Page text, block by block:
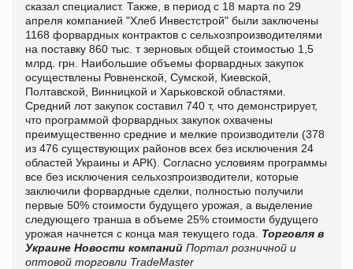
сказал специалист. Также, в период с 18 марта по 29
апреля компанией "Хлеб Инвестстрой" были заключены
1168 форвардных контрактов с сельхозпроизводителями
на поставку 860 тыс. т зерновых общей стоимостью 1,5
млрд. грн. Наибольшие объемы форвардных закупок
осуществлены Ровненской, Сумской, Киевской,
Полтавской, Винницкой и Харьковской областями.
Средний лот закупок составил 740 т, что демонстрирует,
что программой форвардных закупок охвачены
преимущественно средние и мелкие производители (378
из 476 существующих районов всех без исключения 24
областей Украины и АРК). Согласно условиям программы
все без исключения сельхозпроизводители, которые
заключили форвардные сделки, полностью получили
первые 50% стоимости будущего урожая, а выделение
следующего транша в объеме 25% стоимости будущего
урожая начнется с конца мая текущего года. Торговля в
Украине Новости компаний Портал розничной и
оптовой торговли TradeMaster